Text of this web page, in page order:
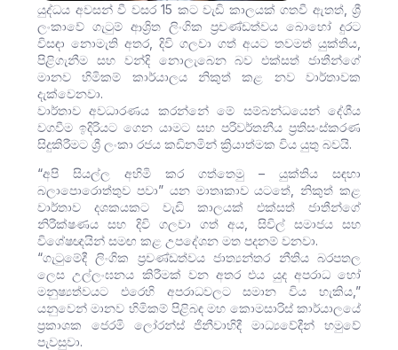
යුද්ධය අවසන් වී වසර 15 කට වැඩි කාලයක් ගතවී ඇතත්, ශ්‍රී
ලංකාවේ ගැටුම් ආශ්‍රිත ලිංගික ප්‍රචණ්ඩත්වය බොහෝ දුරට
විසඳා නොමැති අතර, දිවි ගලවා ගත් අයට තවමත් යුක්තිය,
පිළිගැනීම සහ වන්දි නොලැබෙන බව එක්සත් ජාතීන්ගේ
මානව හිමිකම් කාර්යාලය නිකුත් කළ නව වාර්තාවක
දැක්වෙනවා.
වාර්තාව අවධාරණය කරන්නේ මේ සම්බන්ධයෙන් දේශීය
වගවීම ඉදිරියට ගෙන යාමට සහ පරිවර්තනීය ප්‍රතිසංස්කරණ
සිදුකිරීමට ශ්‍රී ලංකා රජය කඩිනමින් ක්‍රියාත්මක විය යුතු බවයි.
“අපි සියල්ල අහිමි කර ගත්තෙමු – යුක්තිය සඳහා
බලාපොරොත්තුව පවා” යන මාතෘකාව යටතේ, නිකුත් කළ
වාර්තාව දශකයකට වැඩි කාලයක් එක්සත් ජාතීන්ගේ
නිරීක්ෂණය සහ දිවි ගලවා ගත් අය, සිවිල් සමාජය සහ
විශේෂඥයින් සමඟ කළ උපදේශන මත පදනම් වනවා.
“ගැටුමේදී ලිංගික ප්‍රචණ්ඩත්වය ජාත්‍යන්තර නීතිය බරපතල
ලෙස උල්ලංඝනය කිරීමක් වන අතර එය යුද අපරාධ හෝ
මනුෂ්‍යත්වයට එරෙහි අපරාධවලට සමාන විය හැකිය,”
යනුවෙන් මානව හිමිකම් පිළිබඳ මහ කොමසාරිස් කාර්යාලයේ
ප්‍රකාශක ජෙරමි ලෝරන්ස් ජිනීවාහිදී මාධ්‍යවේදීන් හමුවේ
පැවසුවා.